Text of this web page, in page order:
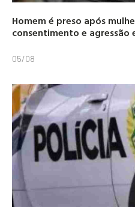
Homem é preso após
consentimento e agressão
05/08